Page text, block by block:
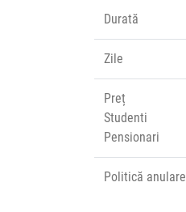
Durată
Zile
Preț
Studenti
Pensionari
Politică anulare